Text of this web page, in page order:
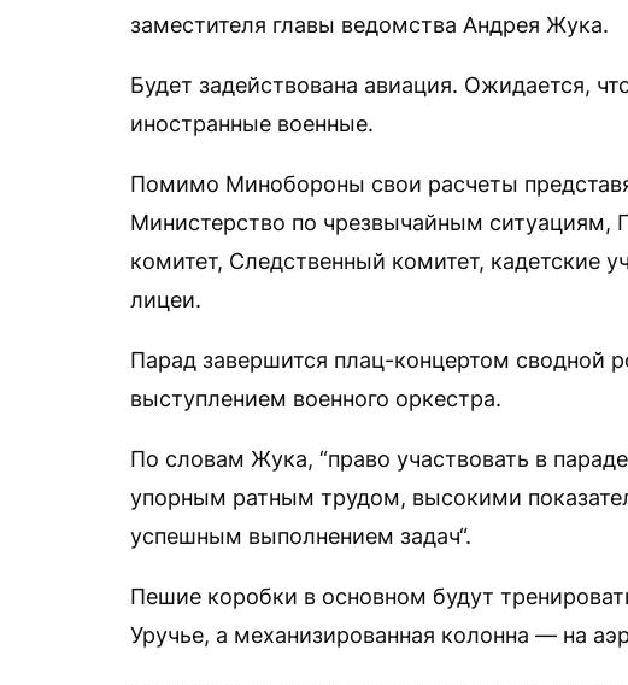
заместителя главы ведомства Андрея Жука.
Будет задействована авиация. Ожидается,
иностранные военные.
Помимо Минобороны свои расчеты
Министерство по чрезвычайным ситуациям,
комитет, Следственный комитет, кадетские
лицеи.
Парад завершится плац-концертом сводной
выступлением военного оркестра.
По словам Жука, “право участвовать в
упорным ратным трудом, высокими
успешным выполнением задач“.
Пешие коробки в основном будут
Уручье, а механизированная колонна — на